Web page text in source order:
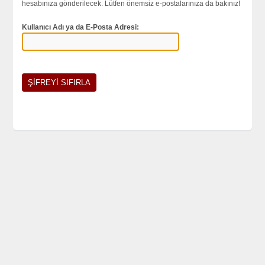
hesabınıza gönderilecek. Lütfen önemsiz e-postalarınıza da bakınız!
Kullanıcı Adı ya da E-Posta Adresi: